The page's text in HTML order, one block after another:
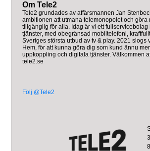
Om Tele2
Tele2 grundades av affärsmannen Jan
ambitionen att utmana telemonopolet och göra
tillgänglig för alla. Idag är vi ett
tjänster, med obegränsad mobiltelefoni,
Sveriges största utbud av tv & play. 2021 slogs
Hem, för att kunna göra dig som kund ännu
uppkoppling och digitala tjänster. Välkommen
tele2.se
Följ @Tele2